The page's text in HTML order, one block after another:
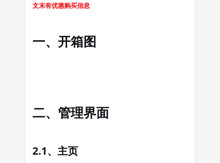
文末有优惠购买信息
一、开箱图
二、管理界面
2.1、主页